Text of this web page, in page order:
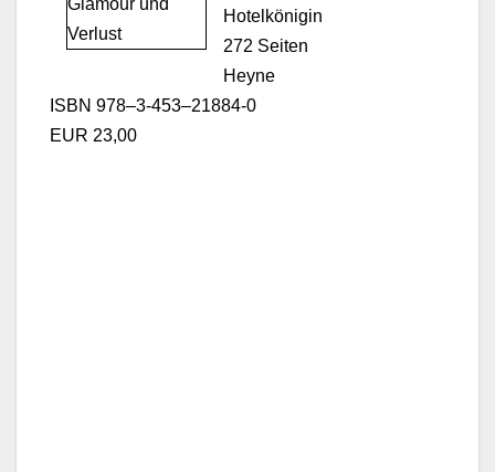
Hotelköni­gin
272 Seit­en
Heyne
ISBN 978–3‑453–21884‑0
EUR 23,00